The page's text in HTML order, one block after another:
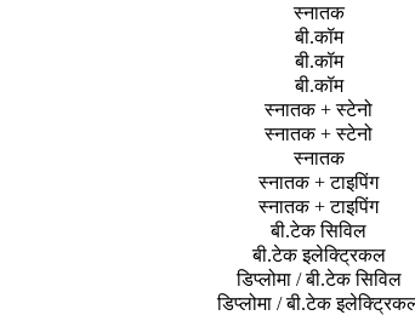
स्नातक
बी.कॉम
बी.कॉम
बी.कॉम
स्नातक + स्टेनो
स्नातक + स्टेनो
स्नातक
स्नातक + टाइपिंग
स्नातक + टाइपिंग
बी.टेक सिविल
बी.टेक इलेक्ट्रिकल
डिप्लोमा / बी.टेक सिविल
डिप्लोमा / बी.टेक